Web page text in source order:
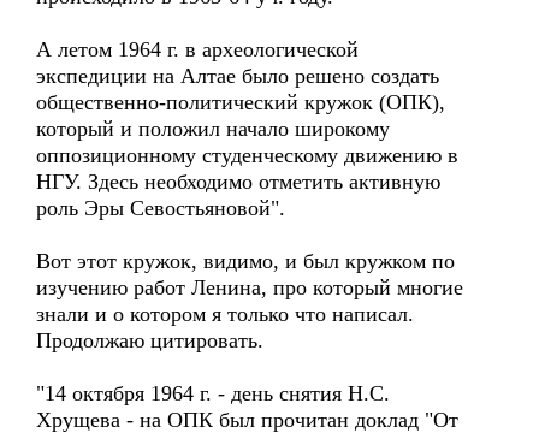
А летом 1964 г. в археологической
экспедиции на Алтае было решено создать
общественно-политический кружок (ОПК),
который и положил начало широкому
оппозиционному студенческому движению в
НГУ. Здесь необходимо отметить активную
роль Эры Севостьяновой".
Вот этот кружок, видимо, и был кружком по
изучению работ Ленина, про который многие
знали и о котором я только что написал.
Продолжаю цитировать.
"14 октября 1964 г. - день снятия Н.С.
Хрущева - на ОПК был прочитан доклад "От